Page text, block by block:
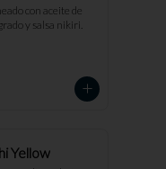
con aceite de
y salsa nikiri.
Yellow